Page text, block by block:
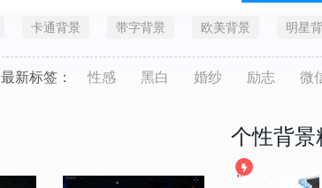
卡通背景 带字背景 欧美背景 明星
最新标签： 性感 黑白 婚纱 励志 微
个性背景